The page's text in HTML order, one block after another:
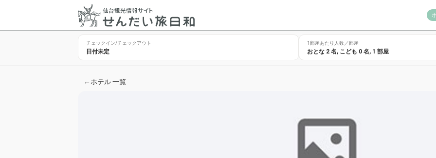
チェックイン/チェックアウト 1部屋あたり人数／部屋
おとな 2 名, こども 0 名, 1 部屋
←ホテル 一覧